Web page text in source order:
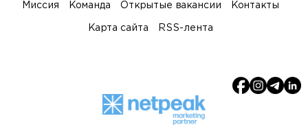
Миссия Команда Открытые вакансии Контакты
Карта сайта RSS-лента